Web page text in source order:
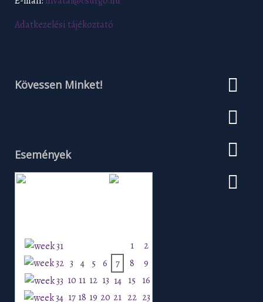
Adatkezelési tájékoztató
Kövessen Minket!
Események
1
2
3 4 5 6 7 8
9
10 11 12 13 14 15 16
17 18 19 20 21 22 23